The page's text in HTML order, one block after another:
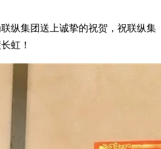
纵集团送上诚挚的祝贺，祝联纵集
虹！